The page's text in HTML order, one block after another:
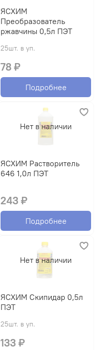
ЯСХИМ
Преобразователь
ржавчины 0,5л ПЭТ
25шт. в уп.
78 ₽
Подробнее
Нет в наличии
ЯСХИМ Растворитель
646 1,0л ПЭТ
243 ₽
Подробнее
Нет в наличии
ЯСХИМ Скипидар 0,5л
ПЭТ
25шт. в уп.
133 ₽